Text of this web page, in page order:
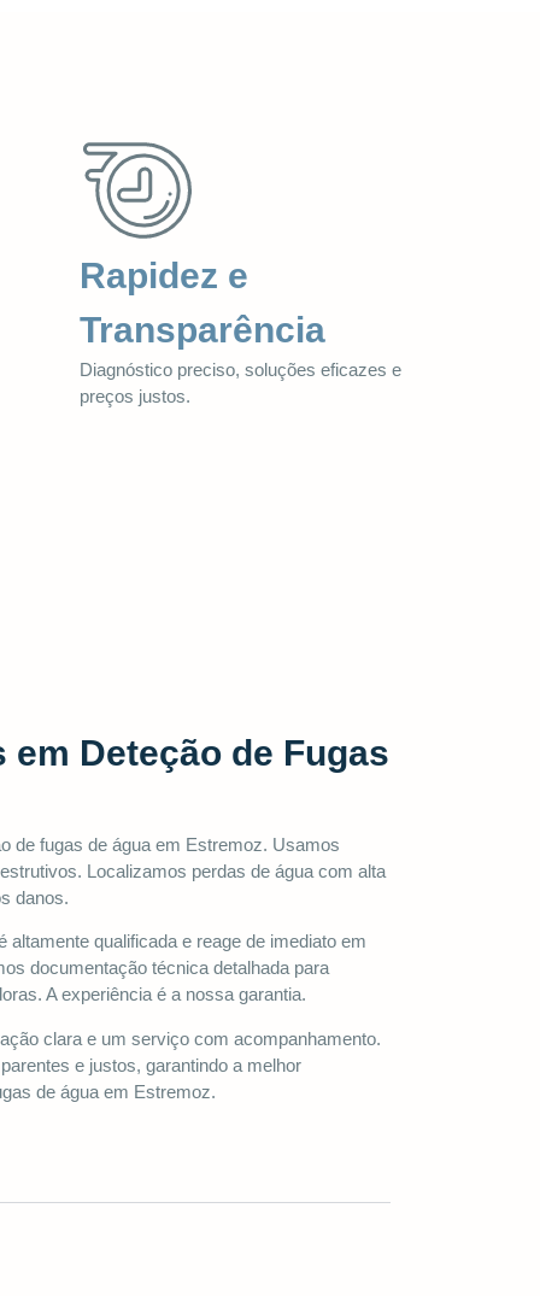
Rapidez e
Transparência
Diagnóstico preciso, soluções eficazes e
preços justos.
Deteção de Fugas
de fugas de água em Estremoz. Usamos
Localizamos perdas de água com alta
danos.
altamente qualificada e reage de imediato em
documentação técnica detalhada para
A experiência é a nossa garantia.
clara e um serviço com acompanhamento.
e justos, garantindo a melhor
de água em Estremoz.